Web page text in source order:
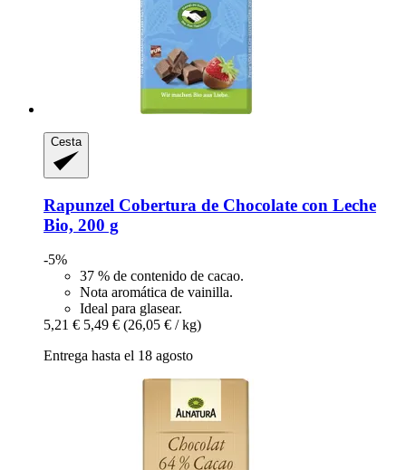
Cesta
Rapunzel Cobertura de Chocolate con Leche
Bio, 200 g
-5%
37 % de contenido de cacao.
Nota aromática de vainilla.
Ideal para glasear.
5,21 € 5,49 € (26,05 € / kg)
Entrega hasta el 18 agosto